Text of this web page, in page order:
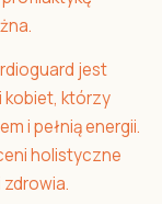
jest
kobiet, którzy
i pełnią energii.
holistyczne